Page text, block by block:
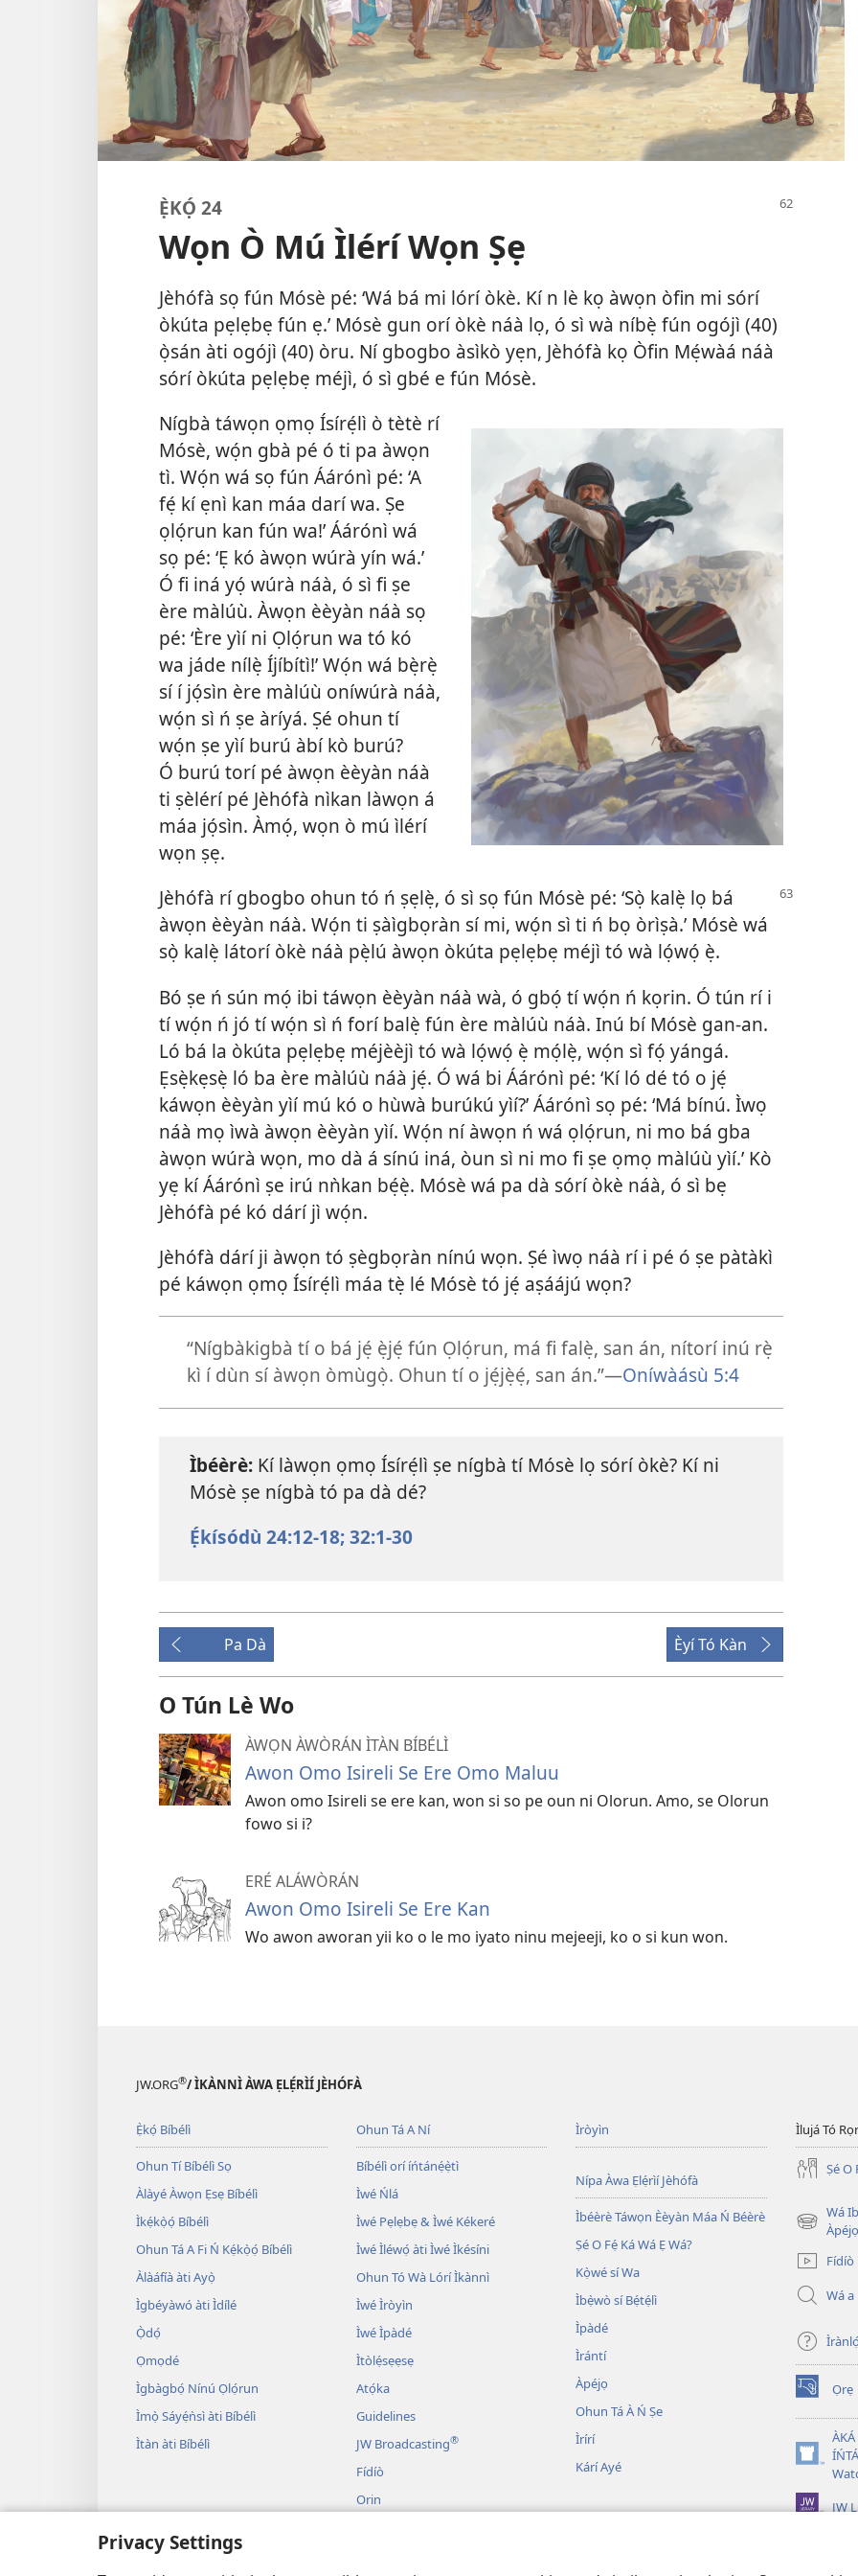
Privacy Settings
Ẹ̀KỌ́ 24
Wọn Ò Mú Ìlérí Wọn Ṣẹ
Jèhófà sọ fún Mósè pé: ‘Wá bá mi lórí òkè. Kí n lè kọ àwọn òfin mi sórí
òkúta pẹlẹbẹ fún ẹ.’ Mósè gun orí òkè náà lọ, ó sì wà níbẹ̀ fún ogójì (40)
ọ̀sán àti ogójì (40) òru. Ní gbogbo àsìkò yẹn, Jèhófà kọ Òfin Mẹ́wàá náà
sórí òkúta pẹlẹbẹ méjì, ó sì gbé e fún Mósè.
Nígbà táwọn ọmọ Ísírẹ́lì ò tètè rí
Mósè, wọ́n gbà pé ó ti pa àwọn
tì. Wọ́n wá sọ fún Áárónì pé: ‘A
fẹ́ kí ẹnì kan máa darí wa. Ṣe
ọlọ́run kan fún wa!’ Áárónì wá
sọ pé: ‘Ẹ kó àwọn wúrà yín wá.’
Ó fi iná yọ́ wúrà náà, ó sì fi ṣe
ère màlúù. Àwọn èèyàn náà sọ
pé: ‘Ère yìí ni Ọlọ́run wa tó kó
wa jáde nílẹ̀ Íjíbítì!’ Wọ́n wá bẹ̀rẹ̀
sí í jọ́sìn ère màlúù oníwúrà náà,
wọ́n sì ń ṣe àríyá. Ṣé ohun tí
wọ́n ṣe yìí burú àbí kò burú?
Ó burú torí pé àwọn èèyàn náà
ti ṣèlérí pé Jèhófà nìkan làwọn á
máa jọ́sìn. Àmọ́, wọn ò mú ìlérí
wọn ṣẹ.
Jèhófà rí gbogbo ohun tó ń ṣẹlẹ̀, ó sì sọ fún Mósè pé: ‘Sọ̀ kalẹ̀ lọ bá
àwọn èèyàn náà. Wọ́n ti ṣàìgbọràn sí mi, wọ́n sì ti ń bọ òrìṣà.’ Mósè wá
sọ̀ kalẹ̀ látorí òkè náà pẹ̀lú àwọn òkúta pẹlẹbẹ méjì tó wà lọ́wọ́ ẹ̀.
Bó ṣe ń sún mọ́ ibi táwọn èèyàn náà wà, ó gbọ́ tí wọ́n ń kọrin. Ó tún rí i
tí wọ́n ń jó tí wọ́n sì ń forí balẹ̀ fún ère màlúù náà. Inú bí Mósè gan-an.
Ló bá la òkúta pẹlẹbẹ méjèèjì tó wà lọ́wọ́ ẹ̀ mọ́lẹ̀, wọ́n sì fọ́ yángá.
Ẹsẹ̀kẹsẹ̀ ló ba ère màlúù náà jẹ́. Ó wá bi Áárónì pé: ‘Kí ló dé tó o jẹ́
káwọn èèyàn yìí mú kó o hùwà burúkú yìí?’ Áárónì sọ pé: ‘Má bínú. Ìwọ
náà mọ ìwà àwọn èèyàn yìí. Wọ́n ní àwọn ń wá ọlọ́run, ni mo bá gba
àwọn wúrà wọn, mo dà á sínú iná, òun sì ni mo fi ṣe ọmọ màlúù yìí.’ Kò
yẹ kí Áárónì ṣe irú nǹkan bẹ́ẹ̀. Mósè wá pa dà sórí òkè náà, ó sì bẹ
Jèhófà pé kó dárí jì wọ́n.
Jèhófà dárí ji àwọn tó ṣègbọràn nínú wọn. Ṣé ìwọ náà rí i pé ó ṣe pàtàkì
pé káwọn ọmọ Ísírẹ́lì máa tẹ̀ lé Mósè tó jẹ́ aṣáájú wọn?
“Nígbàkigbà tí o bá jẹ́ ẹ̀jẹ́ fún Ọlọ́run, má fi falẹ̀, san án, nítorí inú rẹ̀
kì í dùn sí àwọn òmùgọ̀. Ohun tí o jẹ́jẹ̀ẹ́, san án.”​—Oníwàásù 5:4
Ìbéèrè: Kí làwọn ọmọ Ísírẹ́lì ṣe nígbà tí Mósè lọ sórí òkè? Kí ni
Mósè ṣe nígbà tó pa dà dé?
Ẹ́kísódù 24:12-18;32:1-30
Pa Dà Èyí Tó Kàn
O Tún Lè Wo
ÀWỌN ÀWÒRÁN ÌTÀN BÍBÉLÌ
Awon Omo Isireli Se Ere Omo Maluu
Awon omo Isireli se ere kan, won si so pe oun ni Olorun. Amo, se Olorun
fowo si i?
ERÉ ALÁWÒRÁN
Awon Omo Isireli Se Ere Kan
Wo awon aworan yii ko o le mo iyato ninu mejeeji, ko o si kun won.
JW.ORG®/ ÌKÀNNÌ ÀWA ẸLẸ́RÌÍ JÈHÓFÀ
Ẹ̀kọ́ Bíbélì
Ohun Tí Bíbélì Sọ
Àlàyé Àwọn Ẹsẹ Bíbélì
Ìkẹ́kọ̀ọ́ Bíbélì
Ohun Tá A Fi Ń Kẹ́kọ̀ọ́ Bíbélì
Àlàáfíà àti Ayọ̀
Ìgbéyàwó àti Ìdílé
Ọ̀dọ́
Ọmọdé
Ìgbàgbọ́ Nínú Ọlọ́run
Ìmọ̀ Sáyẹ́ǹsì àti Bíbélì
Ìtàn àti Bíbélì
Ohun Tá A Ní
Bíbélì orí íńtánẹ́ẹ̀tì
Ìwé Ńlá
Ìwé Pẹlẹbẹ & Ìwé Kékeré
Ìwé Ìléwọ́ àti Ìwé Ìkésíni
Ohun Tó Wà Lórí Ìkànnì
Ìwé Ìròyìn
Ìwé Ìpàdé
Ìtòlẹ́sẹẹsẹ
Atọ́ka
Guidelines
JW Broadcasting®
Fídíò
Orin
Ìròyìn
Nípa Àwa Ẹlẹ́rìí Jèhófà
Ìbéèrè Táwọn Èèyàn Máa Ń Béèrè
Ṣé O Fẹ́ Ká Wá Ẹ Wá?
Kọ̀wé sí Wa
Ìbẹ̀wò sí Bẹ́tẹ́lì
Ìpàdé
Ìrántí
Àpéjọ
Ohun Tá À Ń Ṣe
Ìrírí
Kárí Ayé
Ìlujá Tó
Ṣé O
Wá
(opens
window)
Fídíò
Wá a
Ọrẹ
(opens
new
window)
(opens
window)JW